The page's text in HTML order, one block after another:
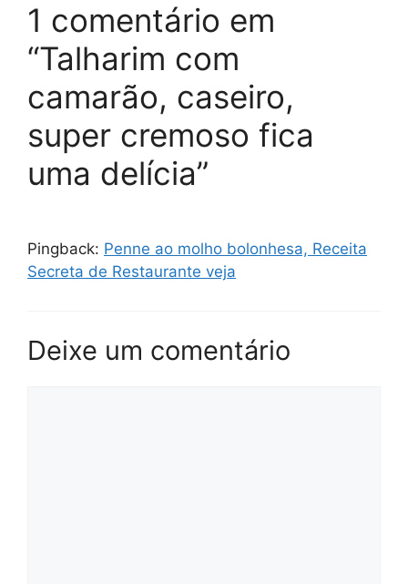
1 comentário em
“Talharim com
camarão, caseiro,
super cremoso fica
uma delícia”
Pingback: Penne ao molho bolonhesa, Receita
Secreta de Restaurante veja
Deixe um comentário